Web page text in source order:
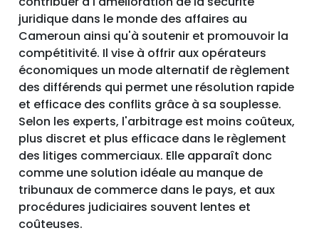
juridique dans le monde des affaires au
Cameroun ainsi qu'à soutenir et promouvoir la
compétitivité. Il vise à offrir aux opérateurs
économiques un mode alternatif de règlement
des différends qui permet une résolution rapide
et efficace des conflits grâce à sa souplesse.
Selon les experts, l'arbitrage est moins coûteux,
plus discret et plus efficace dans le règlement
des litiges commerciaux. Elle apparaît donc
comme une solution idéale au manque de
tribunaux de commerce dans le pays, et aux
procédures judiciaires souvent lentes et
coûteuses.